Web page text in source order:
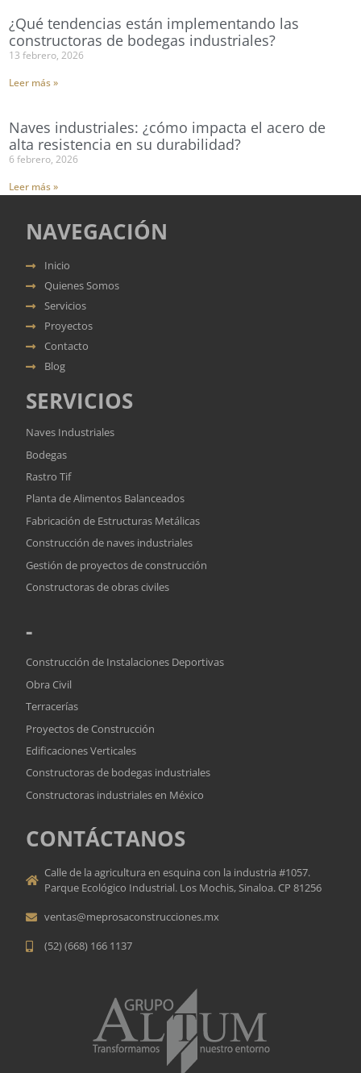
¿Qué tendencias están implementando las
constructoras de bodegas industriales?
13 febrero, 2026
Leer más »
Naves industriales: ¿cómo impacta el acero de
alta resistencia en su durabilidad?
6 febrero, 2026
Leer más »
NAVEGACIÓN
Inicio
Quienes Somos
Servicios
Proyectos
Contacto
Blog
SERVICIOS
Naves Industriales
Bodegas
Rastro Tif
Planta de Alimentos Balanceados
Fabricación de Estructuras Metálicas
Construcción de naves industriales
Gestión de proyectos de construcción
Constructoras de obras civiles
-
Construcción de Instalaciones Deportivas
Obra Civil
Terracerías
Proyectos de Construcción
Edificaciones Verticales
Constructoras de bodegas industriales
Constructoras industriales en México
CONTÁCTANOS
Calle de la agricultura en esquina con la industria #1057.
Parque Ecológico Industrial. Los Mochis, Sinaloa. CP 81256
ventas@meprosaconstrucciones.mx
(52) (668) 166 1137